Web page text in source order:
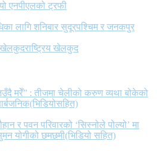
एनपीएलको ट्रफी
लागि शनिबार सुदूरपश्चिम र जनकपुर
खेलकुदराष्ट्रिय खेलकुद
मरेँ” : तीजमा चेलीको करुण व्यथा बोकेको
र पवन परिवारको ‘सिस्नोले पोल्यो’ मा
योगीको छमछमी(भिडियो सहित)